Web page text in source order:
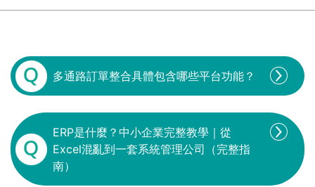
多通路訂單整合具體包含哪些平台功能？
ERP是什麼？中小企業完整教學｜從
Excel混亂到一套系統管理公司（完整指
南）